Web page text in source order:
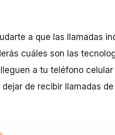
a que las llamadas
cuáles son las
a tu teléfono
de recibir llamadas